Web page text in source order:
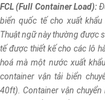
FCL (Full Container Load):
biển quốc tế cho xuất
Thuật ngữ này thường được
tế được thiết kế cho các lô
hoá mà một nước xuất
container vận tải biển
40ft). Container vận